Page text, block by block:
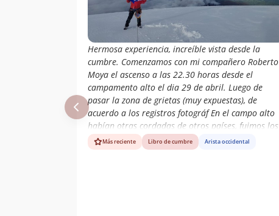
Hermosa experiencia, increíble vista desde la
cumbre. Comenzamos con mi compañero Roberto
Moya el ascenso a las 22.30 horas desde el
campamento alto el dia 29 de abril. Luego de
pasar la zona de grietas (muy expuestas), de
acuerdo a los registros fotográf En el campo alto
habían otras cordadas de otros países, fuimos los
únicos en alcanzar la cumbre.
Más reciente Libro de cumbre Arista occidental